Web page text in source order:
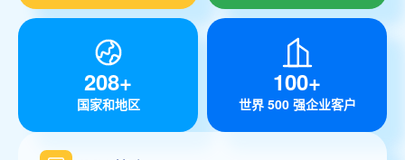
208+
国家和地区
100+
世界 500 强企业客户